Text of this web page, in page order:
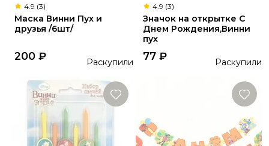
4.9 (3)
Маска Винни Пух и
друзья /6шт/
200 ₽ Раскупили
4.9 (3)
Значок на открытке С
Днем Рождения,Винни
пух
77 ₽ Раскупили